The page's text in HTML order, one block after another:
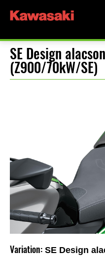
SE Design
(Z900/70kW/SE)
Variation: SE Design